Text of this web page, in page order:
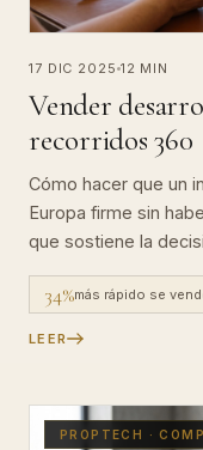
17 DIC 2025 12 MIN
Vender
recorridos 360
Cómo hacer que un
Europa firme sin
que sostiene la
34%más rápido se
LEER
PROPTECH ·